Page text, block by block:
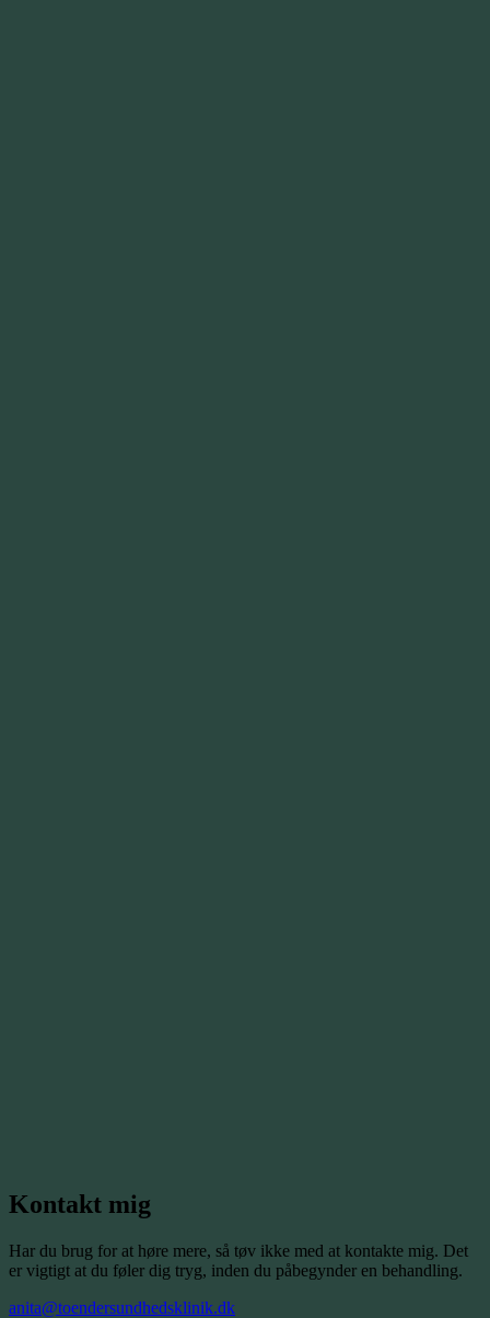
Kontakt mig
Har du brug for at høre mere, så tøv ikke med at kontakte mig. Det
er vigtigt at du føler dig tryg, inden du påbegynder en behandling.
anita@toendersundhedsklinik.dk